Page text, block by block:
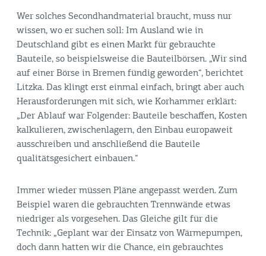
Wer solches Secondhandmaterial braucht, muss nur
wissen, wo er suchen soll: Im Ausland wie in
Deutschland gibt es einen Markt für gebrauchte
Bauteile, so beispielsweise die Bauteilbörsen. „Wir sind
auf einer Börse in Bremen fündig geworden“, berichtet
Litzka. Das klingt erst einmal einfach, bringt aber auch
Herausforderungen mit sich, wie Korhammer erklärt:
„Der Ablauf war Folgender: Bauteile beschaffen, Kosten
kalkulieren, zwischenlagern, den Einbau europaweit
ausschreiben und anschließend die Bauteile
qualitätsgesichert einbauen.“
Immer wieder müssen Pläne angepasst werden. Zum
Beispiel waren die gebrauchten Trennwände etwas
niedriger als vorgesehen. Das Gleiche gilt für die
Technik: „Geplant war der Einsatz von Wärmepumpen,
doch dann hatten wir die Chance, ein gebrauchtes